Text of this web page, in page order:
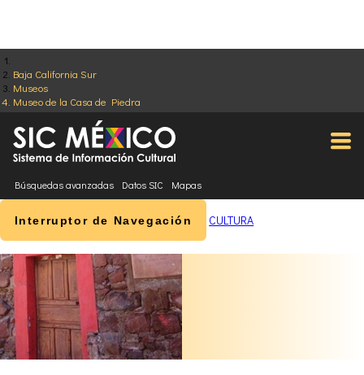
Baja California Sur
Museos
Museo de la Casa de Piedra
Búsquedas avanzadas Datos SIC Mapas
Interruptor de Navegación CULTURA